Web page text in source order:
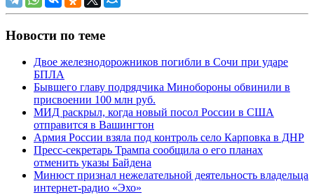
Новости по теме
Двое железнодорожников погибли в Сочи при ударе
БПЛА
Бывшего главу подрядчика Минобороны обвинили в
присвоении 100 млн руб.
МИД раскрыл, когда новый посол России в США
отправится в Вашингтон
Армия России взяла под контроль село Карповка в ДНР
Пресс-секретарь Трампа сообщила о его планах
отменить указы Байдена
Минюст признал нежелательной деятельность владельца
интернет-радио «Эхо»